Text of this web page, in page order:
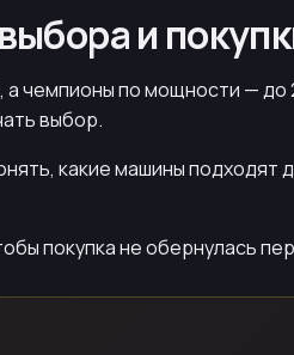
и
чемпионы по мощности —
выбор.
какие машины подходят
покупка не обернулась